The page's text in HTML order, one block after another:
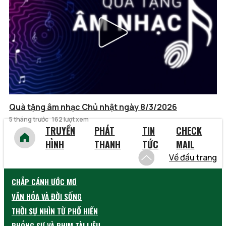
Quà tặng âm nhạc Chủ nhật ngày 8/3/2026
5 tháng trước 162 lượt xem
TRUYỀN
HÌNH
PHÁT
THANH
TIN
TỨC
CHECK
MAIL
Về đầu trang
CHẮP CÁNH ƯỚC MƠ
VĂN HÓA VÀ ĐỜI SỐNG
THỜI SỰ NHÌN TỪ PHỐ HIẾN